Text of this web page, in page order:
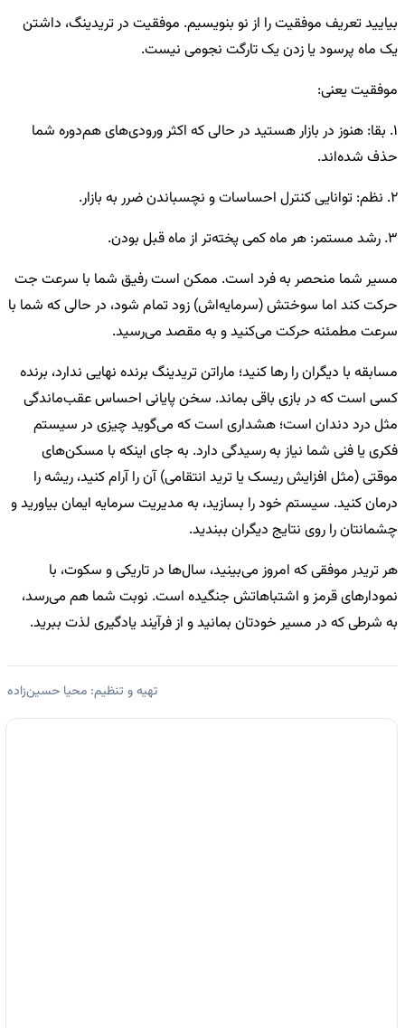
بیایید تعریف موفقیت را از نو بنویسیم. موفقیت در تریدینگ، داشتن
یک ماه پرسود یا زدن یک تارگت نجومی نیست.
موفقیت یعنی:
1. بقا: هنوز در بازار هستید در حالی که اکثر ورودی‌های هم‌دوره شما
حذف شده‌اند.
2. نظم: توانایی کنترل احساسات و نچسباندن ضرر به بازار.
3. رشد مستمر: هر ماه کمی پخته‌تر از ماه قبل بودن.
مسیر شما منحصر به فرد است. ممکن است رفیق شما با سرعت جت
حرکت کند اما سوختش (سرمایه‌اش) زود تمام شود، در حالی که شما با
سرعت مطمئنه حرکت می‌کنید و به مقصد می‌رسید.
مسابقه با دیگران را رها کنید؛ ماراتن تریدینگ برنده نهایی ندارد، برنده
کسی است که در بازی باقی بماند. سخن پایانی احساس عقب‌ماندگی
مثل درد دندان است؛ هشداری است که می‌گوید چیزی در سیستم
فکری یا فنی شما نیاز به رسیدگی دارد. به جای اینکه با مسکن‌های
موقتی (مثل افزایش ریسک یا ترید انتقامی) آن را آرام کنید، ریشه را
درمان کنید. سیستم خود را بسازید، به مدیریت سرمایه ایمان بیاورید و
چشمانتان را روی نتایج دیگران ببندید.
هر تریدر موفقی که امروز می‌بینید، سال‌ها در تاریکی و سکوت، با
نمودارهای قرمز و اشتباهاتش جنگیده است. نوبت شما هم می‌رسد،
به شرطی که در مسیر خودتان بمانید و از فرآیند یادگیری لذت ببرید.
تهیه و تنظیم: محیا حسین‌زاده